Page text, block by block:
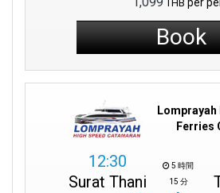
THB
Book
Lomprayah
Ferries
12:30
Surat Thani
5 時間
15 分